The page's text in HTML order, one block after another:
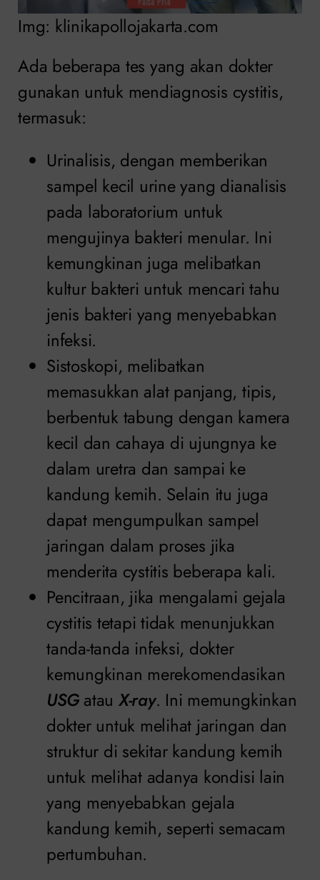
Img: klinikapollojakarta.com
Ada beberapa tes yang akan dokter
gunakan untuk mendiagnosis cystitis,
termasuk:
Urinalisis, dengan memberikan
sampel kecil urine yang dianalisis
pada laboratorium untuk
mengujinya bakteri menular. Ini
kemungkinan juga melibatkan
kultur bakteri untuk mencari tahu
jenis bakteri yang menyebabkan
infeksi.
Sistoskopi, melibatkan
memasukkan alat panjang, tipis,
berbentuk tabung dengan kamera
kecil dan cahaya di ujungnya ke
dalam uretra dan sampai ke
kandung kemih. Selain itu juga
dapat mengumpulkan sampel
jaringan dalam proses jika
menderita cystitis beberapa kali.
Pencitraan, jika mengalami gejala
cystitis tetapi tidak menunjukkan
tanda-tanda infeksi, dokter
kemungkinan merekomendasikan
USGatau X-ray. Ini memungkinkan
dokter untuk melihat jaringan dan
struktur di sekitar kandung kemih
untuk melihat adanya kondisi lain
yang menyebabkan gejala
kandung kemih, seperti semacam
pertumbuhan.